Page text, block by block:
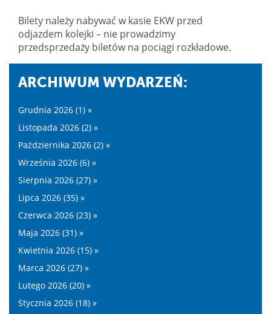
Bilety należy nabywać w kasie EKW przed
odjazdem kolejki – nie prowadzimy
przedsprzedaży biletów na pociągi rozkładowe.
ARCHIWUM WYDARZEŃ:
Grudnia 2026 (1) »
Listopada 2026 (2) »
Października 2026 (2) »
Września 2026 (6) »
Sierpnia 2026 (27) »
Lipca 2026 (35) »
Czerwca 2026 (23) »
Maja 2026 (31) »
Kwietnia 2026 (15) »
Marca 2026 (27) »
Lutego 2026 (20) »
Stycznia 2026 (18) »